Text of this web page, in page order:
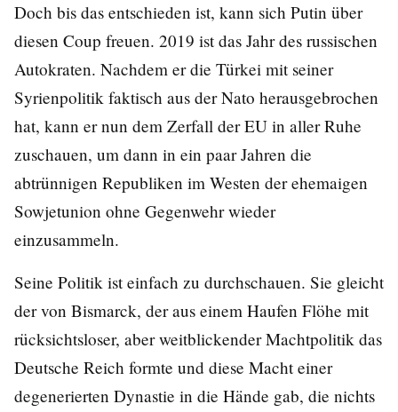
Doch bis das entschieden ist, kann sich Putin über
diesen Coup freuen. 2019 ist das Jahr des russischen
Autokraten. Nachdem er die Türkei mit seiner
Syrienpolitik faktisch aus der Nato herausgebrochen
hat, kann er nun dem Zerfall der EU in aller Ruhe
zuschauen, um dann in ein paar Jahren die
abtrünnigen Republiken im Westen der ehemaigen
Sowjetunion ohne Gegenwehr wieder
einzusammeln.
Seine Politik ist einfach zu durchschauen. Sie gleicht
der von Bismarck, der aus einem Haufen Flöhe mit
rücksichtsloser, aber weitblickender Machtpolitik das
Deutsche Reich formte und diese Macht einer
degenerierten Dynastie in die Hände gab, die nichts